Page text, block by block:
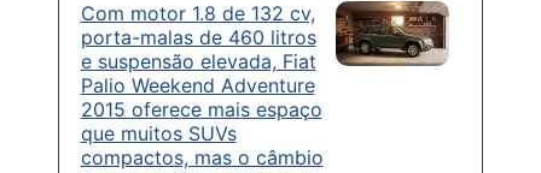
Com motor 1.8 de 132 cv,
porta-malas de 460 litros
e suspensão elevada, Fiat
Palio Weekend Adventure
2015 oferece mais espaço
que muitos SUVs
compactos, mas o câmbio